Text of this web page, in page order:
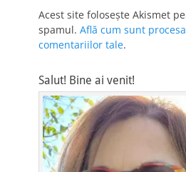
Acest site folosește Akismet
spamul. Află cum sunt
comentariilor tale.
Salut! Bine ai venit!